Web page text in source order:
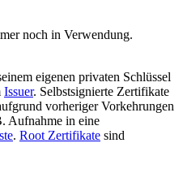
noch in Verwendung.
eigenen privaten Schlüssel
Issuer. Selbstsignierte Zertifikate
vorheriger Vorkehrungen
Aufnahme in eine
. Root Zertifikate sind